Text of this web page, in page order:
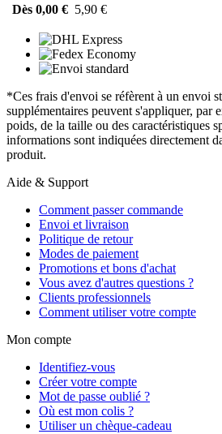
Dès 0,00 € 5,90 €
*Ces frais d'envoi se réfèrent à un envoi
supplémentaires peuvent s'appliquer, par
poids, de la taille ou des caractéristiques
informations sont indiquées directement
produit.
Aide & Support
Comment passer commande
Envoi et livraison
Politique de retour
Modes de paiement
Promotions et bons d'achat
Vous avez d'autres questions ?
Clients professionnels
Comment utiliser votre compte
Mon compte
Identifiez-vous
Créer votre compte
Mot de passe oublié ?
Où est mon colis ?
Utiliser un chèque-cadeau